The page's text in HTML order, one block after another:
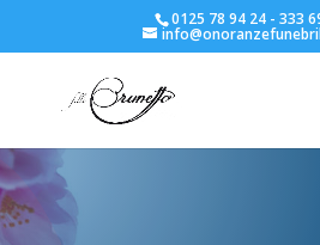
0125 78 94 24 - 333